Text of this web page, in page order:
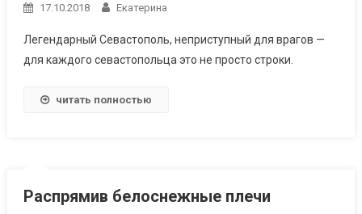
17.10.2018 Екатерина
Легендарный Севастополь, неприступный для врагов —
для каждого севастопольца это не просто строки.
читать полностью
Распрямив белоснежные плечи